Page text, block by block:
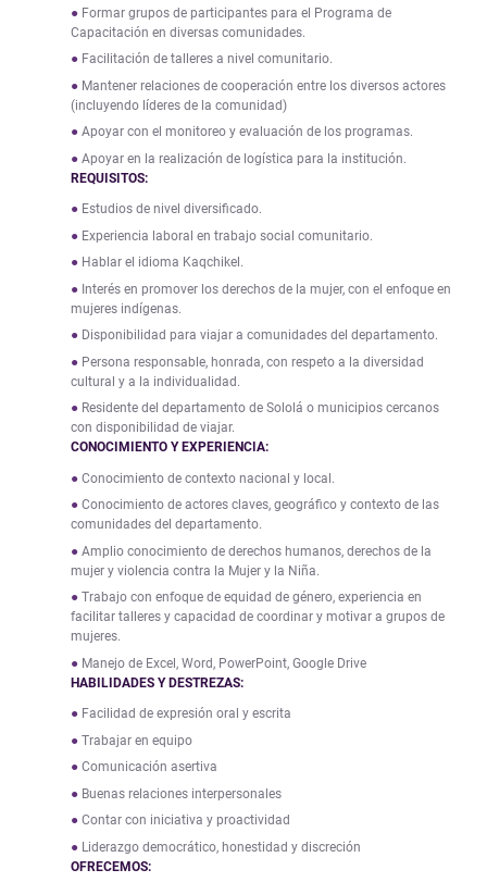
Formar grupos de participantes para el Programa de
Capacitación en diversas comunidades.
Facilitación de talleres a nivel comunitario.
Mantener relaciones de cooperación entre los diversos actores
(incluyendo líderes de la comunidad)
Apoyar con el monitoreo y evaluación de los programas.
Apoyar en la realización de logística para la institución.
REQUISITOS:
Estudios de nivel diversificado.
Experiencia laboral en trabajo social comunitario.
Hablar el idioma Kaqchikel.
Interés en promover los derechos de la mujer, con el enfoque en
mujeres indígenas.
Disponibilidad para viajar a comunidades del departamento.
Persona responsable, honrada, con respeto a la diversidad
cultural y a la individualidad.
Residente del departamento de Sololá o municipios cercanos
con disponibilidad de viajar.
CONOCIMIENTO Y EXPERIENCIA:
Conocimiento de contexto nacional y local.
Conocimiento de actores claves, geográfico y contexto de las
comunidades del departamento.
Amplio conocimiento de derechos humanos, derechos de la
mujer y violencia contra la Mujer y la Niña.
Trabajo con enfoque de equidad de género, experiencia en
facilitar talleres y capacidad de coordinar y motivar a grupos de
mujeres.
Manejo de Excel, Word, PowerPoint, Google Drive
HABILIDADES Y DESTREZAS:
Facilidad de expresión oral y escrita
Trabajar en equipo
Comunicación asertiva
Buenas relaciones interpersonales
Contar con iniciativa y proactividad
Liderazgo democrático, honestidad y discreción
OFRECEMOS: